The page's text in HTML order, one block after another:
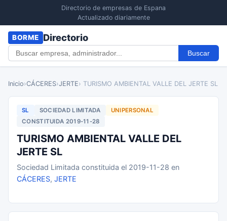
Directorio de empresas de Espana
Actualizado diariamente
BORME Directorio
Buscar
Inicio›CÁCERES›JERTE› TURISMO AMBIENTAL VALLE DEL JERTE SL
SL SOCIEDAD LIMITADA
UNIPERSONAL
CONSTITUIDA 2019-11-28
TURISMO AMBIENTAL VALLE DEL
JERTE SL
Sociedad Limitada constituida el 2019-11-28 en
CÁCERES, JERTE